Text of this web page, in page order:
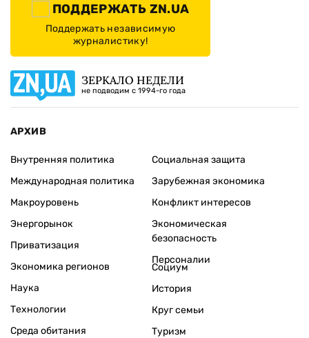
ПОДДЕРЖАТЬ ZN.UA
Поддержать независимую
журналистику!
ЗЕРКАЛО НЕДЕЛИ
не подводим с 1994-го года
АРХИВ
Внутренняя политика
Международная политика
Макроуровень
Энергорынок
Приватизация
Экономика регионов
Социальная защита
Зарубежная экономика
Конфликт интересов
Экономическая
безопасность
Персоналии
Наука
Технологии
Среда обитания
Социум
История
Круг семьи
Туризм